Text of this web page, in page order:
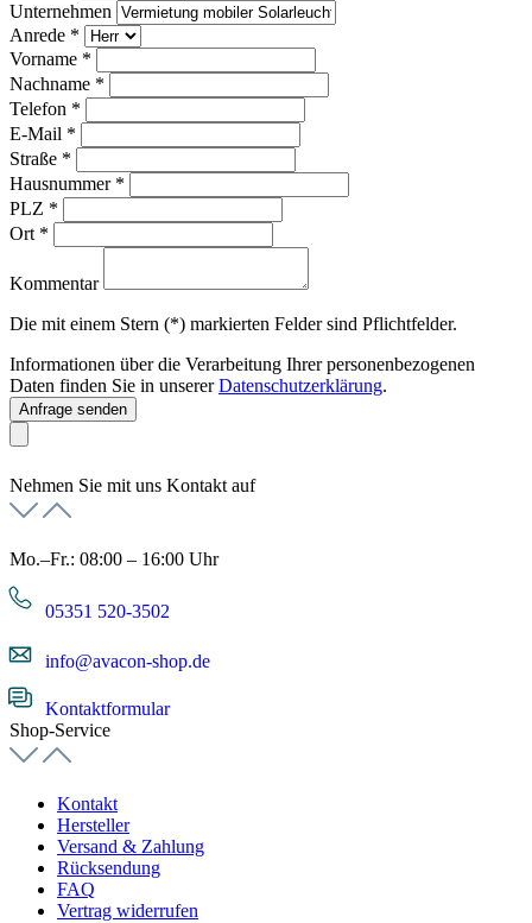
Unternehmen
Anrede *
Vorname *
Nachname *
Telefon *
E-Mail *
Straße *
Hausnummer *
PLZ *
Ort *
Kommentar
Die mit einem Stern (*) markierten Felder sind Pflichtfelder.
Informationen über die Verarbeitung Ihrer personenbezogenen
Daten finden Sie in unsererDatenschutzerklärung.
Anfrage senden
Nehmen Sie mit uns Kontakt auf
Mo.–Fr.: 08:00 – 16:00 Uhr
05351 520-3502
info@avacon-shop.de
Kontaktformular
Shop-Service
Kontakt
Hersteller
Versand & Zahlung
Rücksendung
FAQ
Vertrag widerrufen